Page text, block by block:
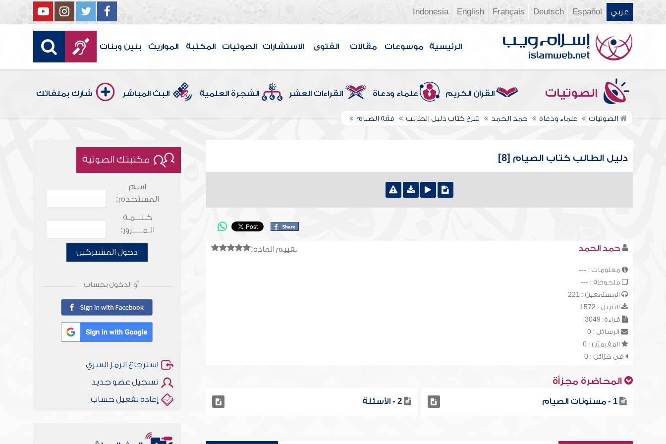
عربي Español
Deutsch
Français
English
Indonesia
الرئيسية موسوعات مقالات الفتوى الاستشارات الصوتيات المكتبة المواريث بنين وبنات
الصوتيات القرآن الكريم علماء ودعاة القراءات العشر الشجرة العلمية البث المباشر شارك بملفاتك
الصوتيات علماء ودعاة حمد الحمد شرح كتاب دليل الطالب فقه الصيام
دليل الطالب كتاب الصيام [8]
تقييم المادة: حمد الحمد
معلومات : ---
ملحوظة : ---
المستمعين : 221
التنزيل : 1572
قراءة: 3049
الرسائل : 0
المقيميّن : 0
في خزائن : 0
المحاضرة مجزأة
1 - مسنونات الصيام 2 - الأسئلة
مكتبتك الصوتية
اسم
المستخدم:
كـلـــمـة
الـمـــــرور:
دخول المشتركين
أو الدخول بحساب
استرجاع الرمز السري
تسجيل عضو جديد
إعادة تفعيل حساب